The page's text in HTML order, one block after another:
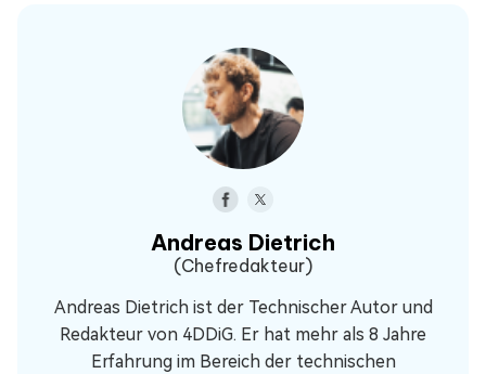
Andreas Dietrich
(Chefredakteur)
Andreas Dietrich ist der Technischer Autor und
Redakteur von 4DDiG. Er hat mehr als 8 Jahre
Erfahrung im Bereich der technischen